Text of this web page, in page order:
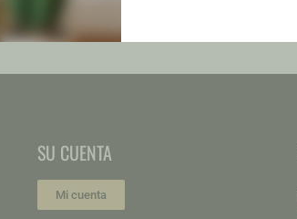
SU CUENTA
Mi cuenta